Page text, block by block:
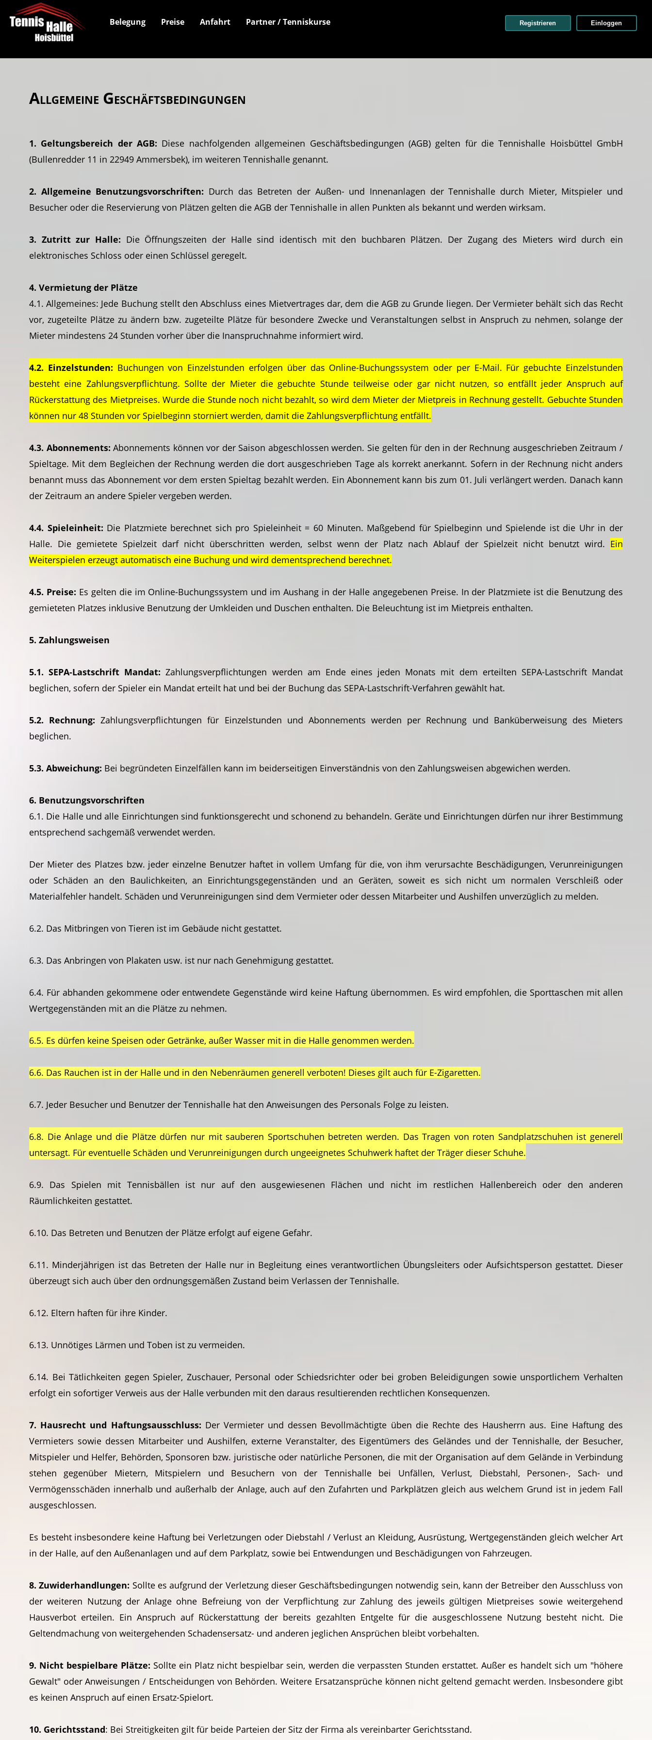
Belegung Preise Anfahrt Partner / Tenniskurse Registrieren Einloggen
Allgemeine Geschäftsbedingungen
1. Geltungsbereich der AGB: Diese nachfolgenden allgemeinen Geschäftsbedingungen (AGB) gelten für die Tennishalle Hoisbüttel GmbH
(Bullenredder 11 in 22949 Ammersbek), im weiteren Tennishalle genannt.
2. Allgemeine Benutzungsvorschriften: Durch das Betreten der Außen- und Innenanlagen der Tennishalle durch Mieter, Mitspieler und
Besucher oder die Reservierung von Plätzen gelten die AGB der Tennishalle in allen Punkten als bekannt und werden wirksam.
3. Zutritt zur Halle: Die Öffnungszeiten der Halle sind identisch mit den buchbaren Plätzen. Der Zugang des Mieters wird durch ein
elektronisches Schloss oder einen Schlüssel geregelt.
4. Vermietung der Plätze
4.1. Allgemeines: Jede Buchung stellt den Abschluss eines Mietvertrages dar, dem die AGB zu Grunde liegen. Der Vermieter behält sich das Recht
vor, zugeteilte Plätze zu ändern bzw. zugeteilte Plätze für besondere Zwecke und Veranstaltungen selbst in Anspruch zu nehmen, solange der
Mieter mindestens 24 Stunden vorher über die Inanspruchnahme informiert wird.
4.2. Einzelstunden: Buchungen von Einzelstunden erfolgen über das Online-Buchungssystem oder per E-Mail. Für gebuchte Einzelstunden
besteht eine Zahlungsverpflichtung. Sollte der Mieter die gebuchte Stunde teilweise oder gar nicht nutzen, so entfällt jeder Anspruch auf
Rückerstattung des Mietpreises. Wurde die Stunde noch nicht bezahlt, so wird dem Mieter der Mietpreis in Rechnung gestellt. Gebuchte Stunden
können nur 48 Stunden vor Spielbeginn storniert werden, damit die Zahlungsverpflichtung entfällt.
4.3. Abonnements: Abonnements können vor der Saison abgeschlossen werden. Sie gelten für den in der Rechnung ausgeschrieben Zeitraum /
Spieltage. Mit dem Begleichen der Rechnung werden die dort ausgeschrieben Tage als korrekt anerkannt. Sofern in der Rechnung nicht anders
benannt muss das Abonnement vor dem ersten Spieltag bezahlt werden. Ein Abonnement kann bis zum 01. Juli verlängert werden. Danach kann
der Zeitraum an andere Spieler vergeben werden.
4.4. Spieleinheit: Die Platzmiete berechnet sich pro Spieleinheit = 60 Minuten. Maßgebend für Spielbeginn und Spielende ist die Uhr in der
Halle. Die gemietete Spielzeit darf nicht überschritten werden, selbst wenn der Platz nach Ablauf der Spielzeit nicht benutzt wird. Ein
Weiterspielen erzeugt automatisch eine Buchung und wird dementsprechend berechnet.
4.5. Preise: Es gelten die im Online-Buchungssystem und im Aushang in der Halle angegebenen Preise. In der Platzmiete ist die Benutzung des
gemieteten Platzes inklusive Benutzung der Umkleiden und Duschen enthalten. Die Beleuchtung ist im Mietpreis enthalten.
5. Zahlungsweisen
5.1. SEPA-Lastschrift Mandat: Zahlungsverpflichtungen werden am Ende eines jeden Monats mit dem erteilten SEPA-Lastschrift Mandat
beglichen, sofern der Spieler ein Mandat erteilt hat und bei der Buchung das SEPA-Lastschrift-Verfahren gewählt hat.
5.2. Rechnung: Zahlungsverpflichtungen für Einzelstunden und Abonnements werden per Rechnung und Banküberweisung des Mieters
beglichen.
5.3. Abweichung: Bei begründeten Einzelfällen kann im beiderseitigen Einverständnis von den Zahlungsweisen abgewichen werden.
6. Benutzungsvorschriften
6.1. Die Halle und alle Einrichtungen sind funktionsgerecht und schonend zu behandeln. Geräte und Einrichtungen dürfen nur ihrer Bestimmung
entsprechend sachgemäß verwendet werden.
Der Mieter des Platzes bzw. jeder einzelne Benutzer haftet in vollem Umfang für die, von ihm verursachte Beschädigungen, Verunreinigungen
oder Schäden an den Baulichkeiten, an Einrichtungsgegenständen und an Geräten, soweit es sich nicht um normalen Verschleiß oder
Materialfehler handelt. Schäden und Verunreinigungen sind dem Vermieter oder dessen Mitarbeiter und Aushilfen unverzüglich zu melden.
6.2. Das Mitbringen von Tieren ist im Gebäude nicht gestattet.
6.3. Das Anbringen von Plakaten usw. ist nur nach Genehmigung gestattet.
6.4. Für abhanden gekommene oder entwendete Gegenstände wird keine Haftung übernommen. Es wird empfohlen, die Sporttaschen mit allen
Wertgegenständen mit an die Plätze zu nehmen.
6.5. Es dürfen keine Speisen oder Getränke, außer Wasser mit in die Halle genommen werden.
6.6. Das Rauchen ist in der Halle und in den Nebenräumen generell verboten! Dieses gilt auch für E-Zigaretten.
6.7. Jeder Besucher und Benutzer der Tennishalle hat den Anweisungen des Personals Folge zu leisten.
6.8. Die Anlage und die Plätze dürfen nur mit sauberen Sportschuhen betreten werden. Das Tragen von roten Sandplatzschuhen ist generell
untersagt. Für eventuelle Schäden und Verunreinigungen durch ungeeignetes Schuhwerk haftet der Träger dieser Schuhe.
6.9. Das Spielen mit Tennisbällen ist nur auf den ausgewiesenen Flächen und nicht im restlichen Hallenbereich oder den anderen
Räumlichkeiten gestattet.
6.10. Das Betreten und Benutzen der Plätze erfolgt auf eigene Gefahr.
6.11. Minderjährigen ist das Betreten der Halle nur in Begleitung eines verantwortlichen Übungsleiters oder Aufsichtsperson gestattet. Dieser
überzeugt sich auch über den ordnungsgemäßen Zustand beim Verlassen der Tennishalle.
6.12. Eltern haften für ihre Kinder.
6.13. Unnötiges Lärmen und Toben ist zu vermeiden.
6.14. Bei Tätlichkeiten gegen Spieler, Zuschauer, Personal oder Schiedsrichter oder bei groben Beleidigungen sowie unsportlichem Verhalten
erfolgt ein sofortiger Verweis aus der Halle verbunden mit den daraus resultierenden rechtlichen Konsequenzen.
7. Hausrecht und Haftungsausschluss: Der Vermieter und dessen Bevollmächtigte üben die Rechte des Hausherrn aus. Eine Haftung des
Vermieters sowie dessen Mitarbeiter und Aushilfen, externe Veranstalter, des Eigentümers des Geländes und der Tennishalle, der Besucher,
Mitspieler und Helfer, Behörden, Sponsoren bzw. juristische oder natürliche Personen, die mit der Organisation auf dem Gelände in Verbindung
stehen gegenüber Mietern, Mitspielern und Besuchern von der Tennishalle bei Unfällen, Verlust, Diebstahl, Personen-, Sach- und
Vermögensschäden innerhalb und außerhalb der Anlage, auch auf den Zufahrten und Parkplätzen gleich aus welchem Grund ist in jedem Fall
ausgeschlossen.
Es besteht insbesondere keine Haftung bei Verletzungen oder Diebstahl / Verlust an Kleidung, Ausrüstung, Wertgegenständen gleich welcher Art
in der Halle, auf den Außenanlagen und auf dem Parkplatz, sowie bei Entwendungen und Beschädigungen von Fahrzeugen.
8. Zuwiderhandlungen: Sollte es aufgrund der Verletzung dieser Geschäftsbedingungen notwendig sein, kann der Betreiber den Ausschluss von
der weiteren Nutzung der Anlage ohne Befreiung von der Verpflichtung zur Zahlung des jeweils gültigen Mietpreises sowie weitergehend
Hausverbot erteilen. Ein Anspruch auf Rückerstattung der bereits gezahlten Entgelte für die ausgeschlossene Nutzung besteht nicht. Die
Geltendmachung von weitergehenden Schadensersatz- und anderen jeglichen Ansprüchen bleibt vorbehalten.
9. Nicht bespielbare Plätze: Sollte ein Platz nicht bespielbar sein, werden die verpassten Stunden erstattet. Außer es handelt sich um "höhere
Gewalt" oder Anweisungen / Entscheidungen von Behörden. Weitere Ersatzansprüche können nicht geltend gemacht werden. Insbesondere gibt
es keinen Anspruch auf einen Ersatz-Spielort.
10. Gerichtsstand: Bei Streitigkeiten gilt für beide Parteien der Sitz der Firma als vereinbarter Gerichtsstand.